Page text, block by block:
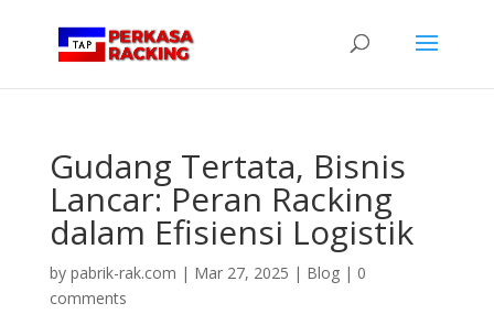
Gudang Tertata, Bisnis
Lancar: Peran Racking
dalam Efisiensi Logistik
by pabrik-rak.com | Mar 27, 2025 | Blog| 0
comments